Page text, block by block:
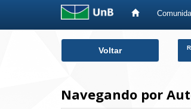
Voltar
Navegando por